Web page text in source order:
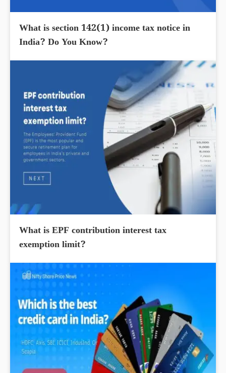
What is section 142(1) income tax notice in
India? Do You Know?
What is EPF contribution interest tax
exemption limit?